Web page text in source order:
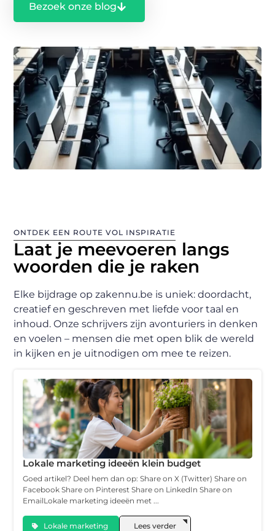
Bezoek onze blog
ONTDEK EEN ROUTE VOL INSPIRATIE
Laat je meevoeren langs
woorden die je raken
Elke bijdrage op zakennu.be is uniek: doordacht,
creatief en geschreven met liefde voor taal en
inhoud. Onze schrijvers zijn avonturiers in denken
en voelen – mensen die met open blik de wereld
in kijken en je uitnodigen om mee te reizen.
Lokale marketing ideeën klein budget
Goed artikel? Deel hem dan op: Share on X (Twitter) Share on
Facebook Share on Pinterest Share on LinkedIn Share on
EmailLokale marketing ideeën met ...
Lokale marketing Lees verder